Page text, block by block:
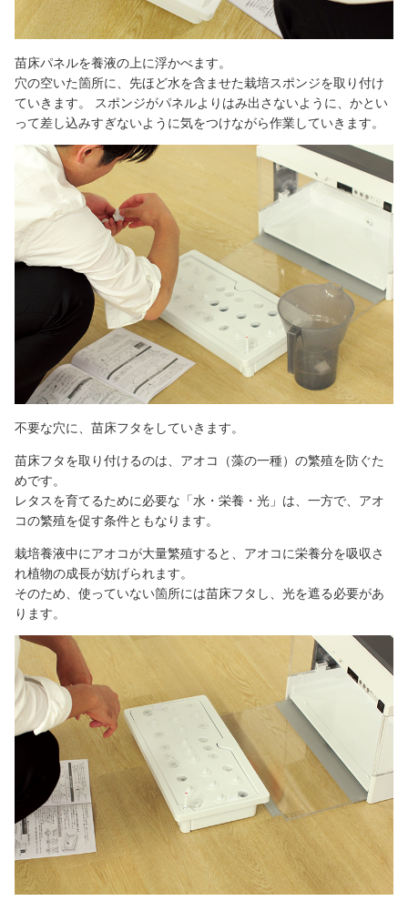
苗床パネルを養液の上に浮かべます。
穴の空いた箇所に、先ほど水を含ませた栽培スポンジを取り付け
ていきます。 スポンジがパネルよりはみ出さないように、かとい
って差し込みすぎないように気をつけながら作業していきます。
不要な穴に、苗床フタをしていきます。
苗床フタを取り付けるのは、アオコ（藻の一種）の繁殖を防ぐた
めです。
レタスを育てるために必要な「水・栄養・光」は、一方で、アオ
コの繁殖を促す条件ともなります。
栽培養液中にアオコが大量繁殖すると、アオコに栄養分を吸収さ
れ植物の成長が妨げられます。
そのため、使っていない箇所には苗床フタし、光を遮る必要があ
ります。